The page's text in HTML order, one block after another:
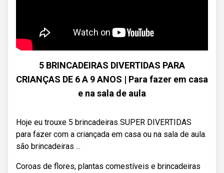
5 BRINCADEIRAS DIVERTIDAS PARA
CRIANÇAS DE 6 A 9 ANOS | Para fazer em casa
e na sala de aula
Hoje eu trouxe 5 brincadeiras SUPER DIVERTIDAS
para fazer com a criançada em casa ou na sala de aula.
são brincadeiras ...
Coroas de flores, plantas comestíveis e brincadeiras